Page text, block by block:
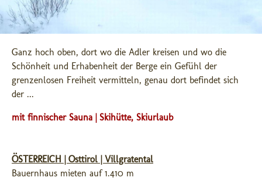
Ganz hoch oben, dort wo die Adler kreisen und wo die
Schönheit und Erhabenheit der Berge ein Gefühl der
grenzenlosen Freiheit vermitteln, genau dort befindet sich
der ...
mit finnischer Sauna | Skihütte, Skiurlaub
ÖSTERREICH | Osttirol | Villgratental
Bauernhaus mieten auf 1.410 m